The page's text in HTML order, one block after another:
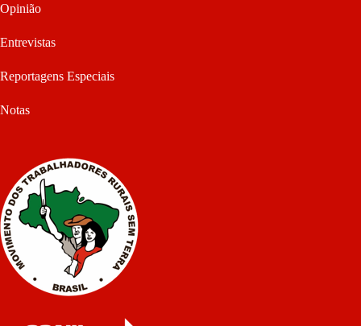
Opinião
Entrevistas
Reportagens Especiais
Notas